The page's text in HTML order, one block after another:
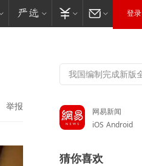
登录
举报
网易新闻
iOS Android
猜你喜欢